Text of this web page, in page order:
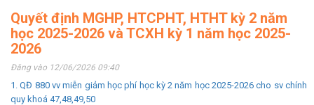
Quyết định MGHP, HTCPHT, HTHT kỳ 2 năm
học 2025-2026 và TCXH kỳ 1 năm học 2025-
2026
Đăng vào 12/06/2026 09:40
1. QĐ 880 vv miễn giảm học phí học kỳ 2 năm học 2025-2026 cho sv chính
quy khoá 47,48,49,50